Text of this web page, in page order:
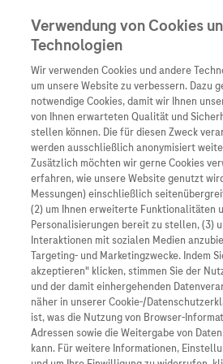
Erschienen am 05/11/2022 von
in
Verwendung von Cookies
Technologien
Wir verwenden Cookies und andere
um unsere Website zu verbessern. Dazu
notwendige Cookies, damit wir Ihnen
von Ihnen erwarteten Qualität und
stellen können. Die für diesen Zweck
werden ausschließlich anonymisiert
Zusätzlich möchten wir gerne Cookies
erfahren, wie unsere Website genutzt
Messungen) einschließlich
(2) um Ihnen erweiterte Funktionalitäten
Personalisierungen bereit zu stellen, (3)
Interaktionen mit sozialen Medien
Targeting- und Marketingzwecke. Indem
akzeptieren" klicken, stimmen Sie der
und der damit einhergehenden
näher in unserer Cookie-/
ist, was die Nutzung von Browser-
Adressen sowie die Weitergabe von
kann. Für weitere Informationen,